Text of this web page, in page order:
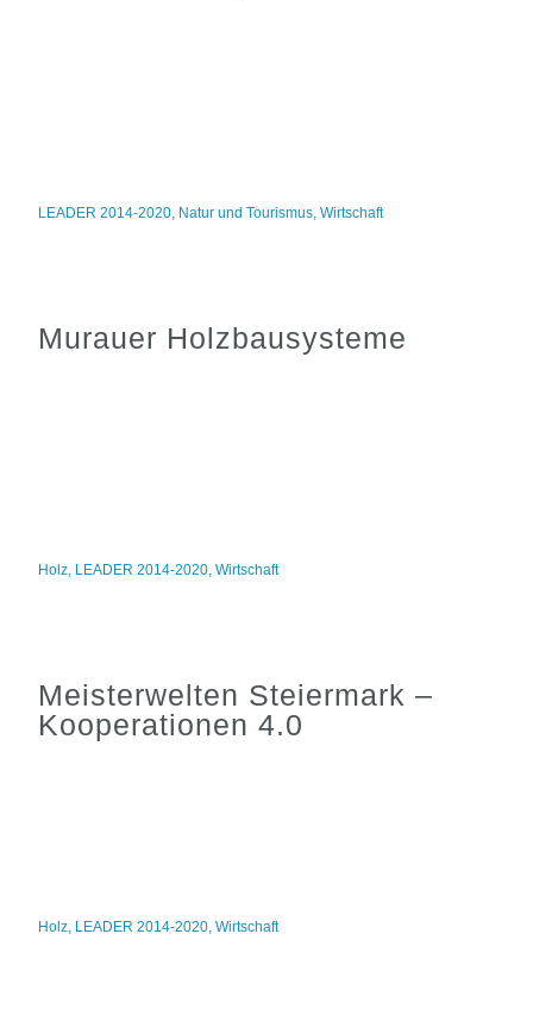
LEADER 2014-2020, Natur und Tourismus,Wirtschaft
Murauer Holzbausysteme
Holz, LEADER 2014-2020,Wirtschaft
Meisterwelten Steiermark –
Kooperationen 4.0
Holz, LEADER 2014-2020,Wirtschaft